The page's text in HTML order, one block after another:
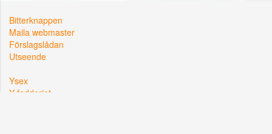
Bitterknappen
Maila webmaster
Förslagslådan
Utseende
Ysex
Y-fadderiet